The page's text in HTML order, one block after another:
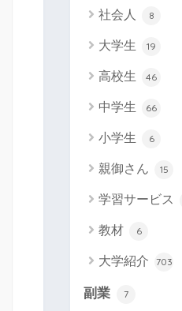
社会人 8
大学生 19
高校生 46
中学生 66
小学生 6
親御さん 15
学習サービス
教材 6
大学紹介 703
副業 7